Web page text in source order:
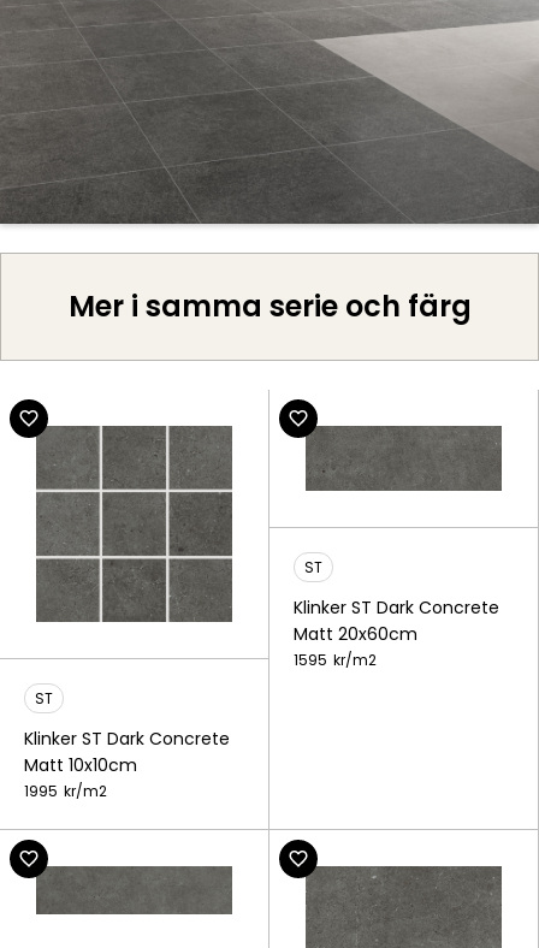
Mer i samma serie och färg
ST
Klinker ST Dark Concrete
Matt 10x10cm
1995 kr/m2
ST
Klinker ST Dark Concrete
Matt 20x60cm
1595 kr/m2